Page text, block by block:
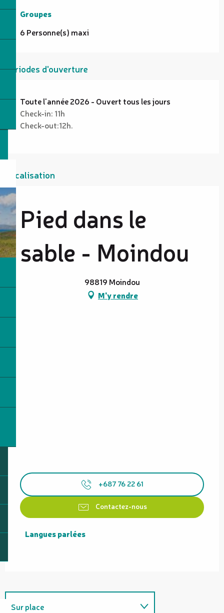
Groupes
Groupes
6 Personne(s) maxi
Périodes d'ouverture
Toute l'année 2026 - Ouvert tous les jours
Check-in: 11h
Check-out:12h.
Localisation
Pied dans le
sable - Moindou
98819 Moindou
M'y rendre
+687 76 22 61
Contactez-nous
Langues parlées
Langues parlées
Sur place